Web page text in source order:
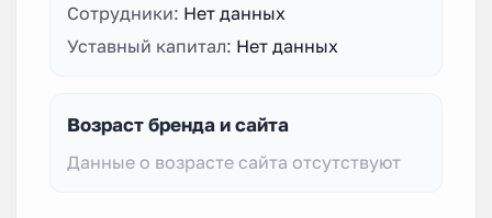
Сотрудники: Нет данных
Уставный капитал: Нет данных
Возраст бренда и сайта
Данные о возрасте сайта отсутствуют